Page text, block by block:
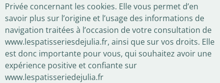
Privée concernant les cookies. Elle vous permet d’en
savoir plus sur l’origine et l’usage des informations de
navigation traitées à l’occasion de votre consultation de
www.lespatisseriesdejulia.fr, ainsi que sur vos droits. Elle
est donc importante pour vous, qui souhaitez avoir une
expérience positive et confiante sur
www.lespatisseriedejulia.fr